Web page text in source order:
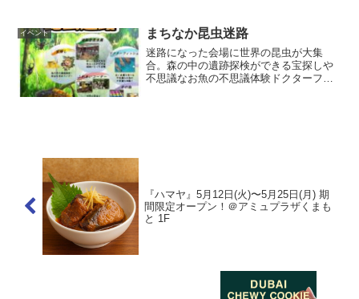
～8時（売切れ...
イベント まちなか昆虫迷路
迷路になった会場に世界の昆虫が大集
合。森の中の遺跡探検ができる宝探しや
不思議なお魚の不思議体験ドクターフィ
『ハマヤ』5月12日(火)〜5月25日(月) 期
間限定オープン！＠アミュプラザくまも
と 1F